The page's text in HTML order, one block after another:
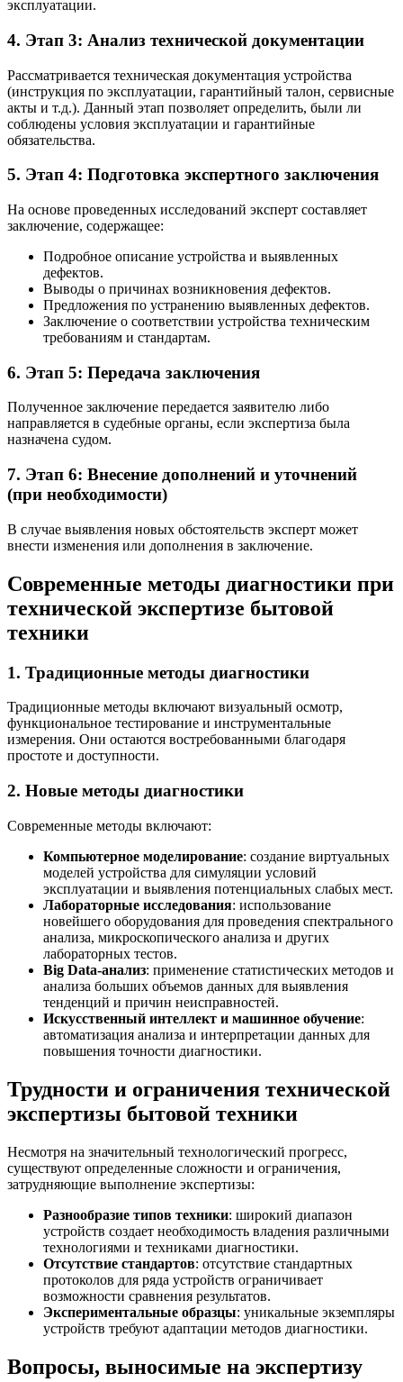
эксплуатации.
4. Этап 3: Анализ технической документации
Рассматривается техническая документация устройства
(инструкция по эксплуатации, гарантийный талон, сервисные
акты и т.д.). Данный этап позволяет определить, были ли
соблюдены условия эксплуатации и гарантийные
обязательства.
5. Этап 4: Подготовка экспертного заключения
На основе проведенных исследований эксперт составляет
заключение, содержащее:
Подробное описание устройства и выявленных
дефектов.
Выводы о причинах возникновения дефектов.
Предложения по устранению выявленных дефектов.
Заключение о соответствии устройства техническим
требованиям и стандартам.
6. Этап 5: Передача заключения
Полученное заключение передается заявителю либо
направляется в судебные органы, если экспертиза была
назначена судом.
7. Этап 6: Внесение дополнений и уточнений
(при необходимости)
В случае выявления новых обстоятельств эксперт может
внести изменения или дополнения в заключение.
Современные методы диагностики при
технической экспертизе бытовой
техники
1. Традиционные методы диагностики
Традиционные методы включают визуальный осмотр,
функциональное тестирование и инструментальные
измерения. Они остаются востребованными благодаря
простоте и доступности.
2. Новые методы диагностики
Современные методы включают:
Компьютерное моделирование: создание виртуальных
моделей устройства для симуляции условий
эксплуатации и выявления потенциальных слабых мест.
Лабораторные исследования: использование
новейшего оборудования для проведения спектрального
анализа, микроскопического анализа и других
лабораторных тестов.
Big Data-анализ: применение статистических методов и
анализа больших объемов данных для выявления
тенденций и причин неисправностей.
Искусственный интеллект и машинное обучение:
автоматизация анализа и интерпретации данных для
повышения точности диагностики.
Трудности и ограничения технической
экспертизы бытовой техники
Несмотря на значительный технологический прогресс,
существуют определенные сложности и ограничения,
затрудняющие выполнение экспертизы:
Разнообразие типов техники: широкий диапазон
устройств создает необходимость владения различными
технологиями и техниками диагностики.
Отсутствие стандартов: отсутствие стандартных
протоколов для ряда устройств ограничивает
возможности сравнения результатов.
Экспериментальные образцы: уникальные экземпляры
устройств требуют адаптации методов диагностики.
Вопросы, выносимые на экспертизу